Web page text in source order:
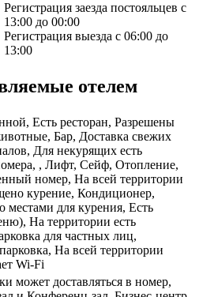
Регистрация заезда постояльцев с
13:00 до 00:00
Регистрация выезда с 06:00 до
13:00
отелем
Есть ресторан, Разрешены
Бар, Доставка свежих
Для некурящих есть
, Лифт, Сейф, Отопление,
номер, На всей территории
курение, Кондиционер,
местами для курения, Есть
На территории есть
для частных лиц,
На всей территории
Wi-Fi
может доставляться в номер,